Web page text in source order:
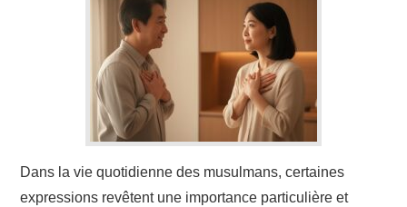
Dans la vie quotidienne des musulmans, certaines
expressions revêtent une importance particulière et